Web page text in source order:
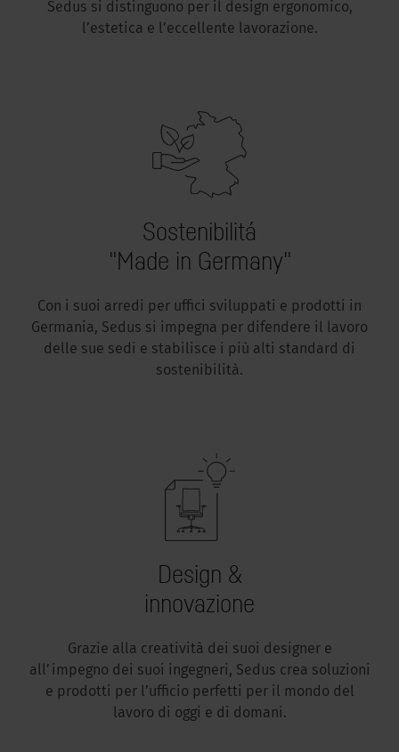
Sedus si distinguono per il design ergonomico,
l’estetica e l’eccellente lavorazione.
Sostenibilitá
"Made in Germany"
Con i suoi arredi per uffici sviluppati e prodotti in
Germania, Sedus si impegna per difendere il lavoro
delle sue sedi e stabilisce i più alti standard di
sostenibilità.
Design &
innovazione
Grazie alla creatività dei suoi designer e
all’impegno dei suoi ingegneri, Sedus crea soluzioni
e prodotti per l’ufficio perfetti per il mondo del
lavoro di oggi e di domani.